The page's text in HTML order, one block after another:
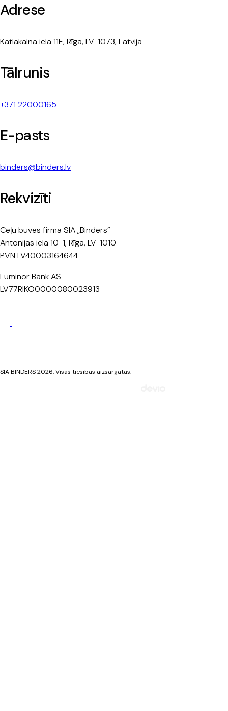
Adrese
Katlakalna iela 11E, Rīga, LV-1073, Latvija
Tālrunis
+371 22000165
E-pasts
binders@binders.lv
Rekvizīti
Ceļu būves firma SIA „Binders”
Antonijas iela 10-1, Rīga, LV-1010
PVN LV40003164644
Luminor Bank AS
LV77RIKO0000080023913
SIA BINDERS 2026. Visas tiesības aizsargātas.